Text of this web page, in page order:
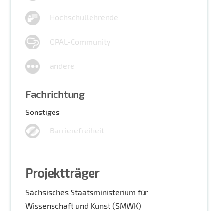
Hochschullehrende
OPAL-Community
andere
Fachrichtung
Sonstiges
Barrierefreiheit
Projektträger
Sächsisches Staatsministerium für
Wissenschaft und Kunst (SMWK)